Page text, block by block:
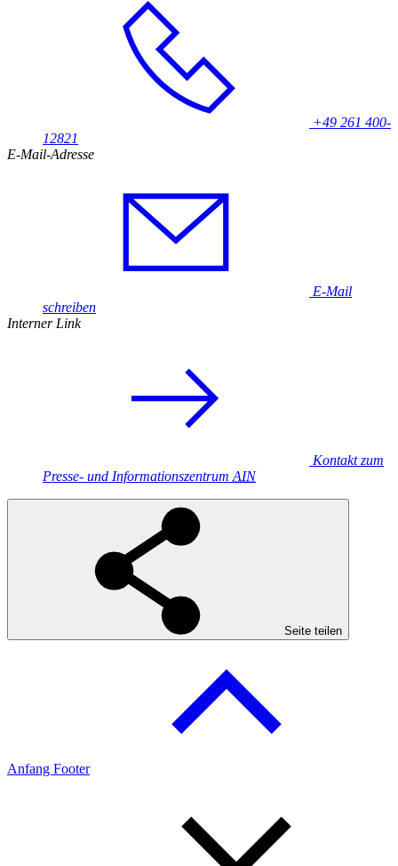
+49 261 400-
12821
E-Mail-Adresse
E-Mail
schreiben
Interner Link
Kontakt zum
Presse- und Informationszentrum AIN
Seite teilen
Anfang Footer